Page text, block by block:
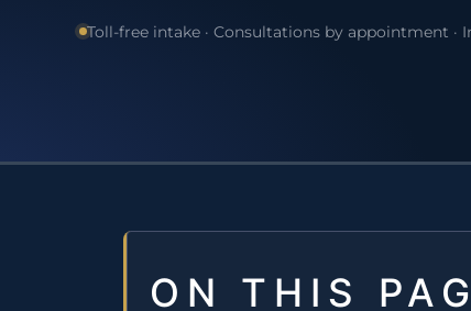
Toll-free intake · Consultations by appointment ·
ON THIS